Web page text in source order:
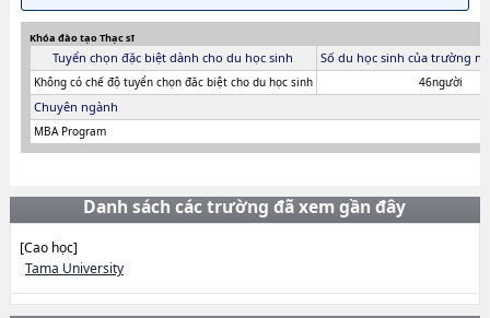
Khóa đào tạo Thạc sĩ
Tuyển chọn đặc biệt dành cho du học sinh Số du học sinh của trường
Không có chế độ tuyển chọn đăc biệt cho du học sinh 46người
Chuyên ngành
MBA Program
Danh sách các trường đã xem gần đây
[Cao học]
Tama University